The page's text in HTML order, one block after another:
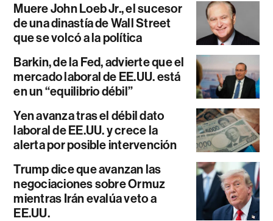
Muere John Loeb Jr., el sucesor
de una dinastía de Wall Street
que se volcó a la política
Barkin, de la Fed, advierte que el
mercado laboral de EE.UU. está
en un “equilibrio débil”
Yen avanza tras el débil dato
laboral de EE.UU. y crece la
alerta por posible intervención
Trump dice que avanzan las
negociaciones sobre Ormuz
mientras Irán evalúa veto a
EE.UU.